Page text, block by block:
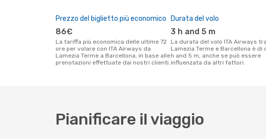
Prezzo del biglietto più economico
86€
La tariffa più economica delle ultime 72
ore per volare con ITA Airways da
Lamezia Terme a Barcellona, in base alle
prenotazioni effettuate dai nostri clienti.
Durata del volo
3 h and 5 m
La durata del volo ITA Airways tra
Lamezia Terme e Barcellona è di
h and 5 m, anche se può essere
influenzata da altri fattori.
Pianificare il viaggio